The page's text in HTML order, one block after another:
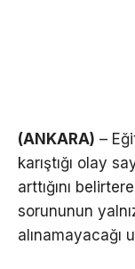
(ANKARA) –
karıştığı olay
arttığını
sorununun
alınamayacağı